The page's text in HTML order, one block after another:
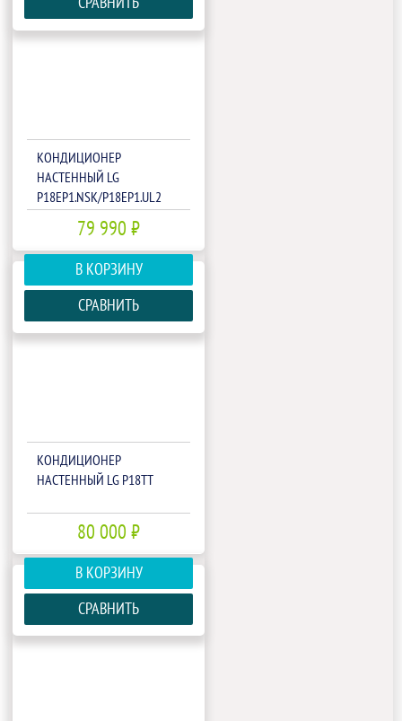
КОНДИЦИОНЕР
НАСТЕННЫЙ LG
P18EP1.NSK/P18EP1.UL2
79 990 ₽
В КОРЗИНУ
СРАВНИТЬ
КОНДИЦИОНЕР
НАСТЕННЫЙ LG P18TT
80 000 ₽
В КОРЗИНУ
СРАВНИТЬ